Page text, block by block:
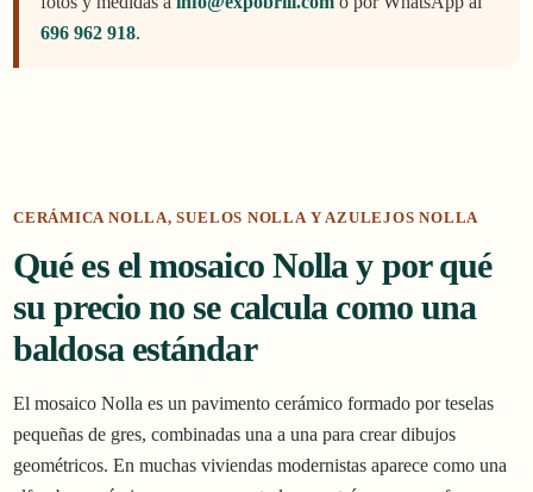
696 962 918.
CERÁMICA NOLLA, SUELOS NOLLA Y AZULEJOS NOLLA
Qué es el mosaico Nolla y por qué
su precio no se calcula como una
baldosa estándar
El mosaico Nolla es un pavimento cerámico formado por teselas
pequeñas de gres, combinadas una a una para crear dibujos
geométricos. En muchas viviendas modernistas aparece como una